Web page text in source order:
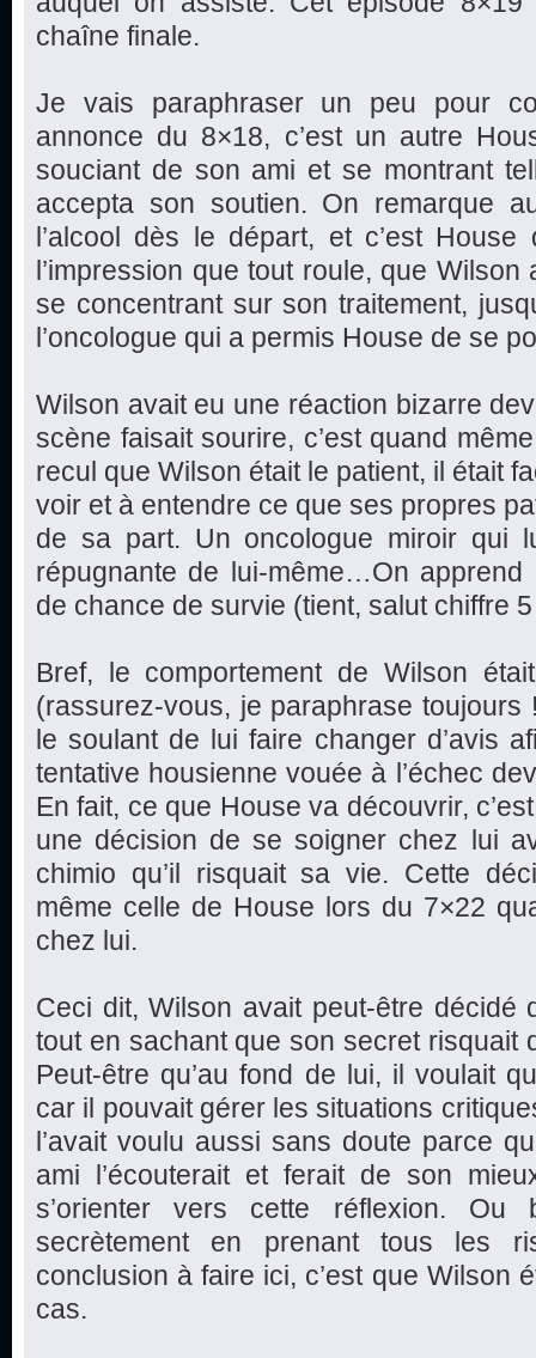
chaîne finale.
Je vais paraphraser un peu pour
annonce du 8×18, c’est un autre
souciant de son ami et se montrant
accepta son soutien. On remarque
l’alcool dès le départ, et c’est
l’impression que tout roule, que
se concentrant sur son traitement,
l’oncologue qui a permis House de se
Wilson avait eu une réaction bizarre
scène faisait sourire, c’est quand
recul que Wilson était le patient, il était
voir et à entendre ce que ses propres
de sa part. Un oncologue miroir qui
répugnante de lui-même…On
de chance de survie (tient, salut chiffre
Bref, le comportement de Wilson
(rassurez-vous, je paraphrase
le soulant de lui faire changer d’avis
tentative housienne vouée à l’échec
En fait, ce que House va découvrir,
une décision de se soigner chez lui
chimio qu’il risquait sa vie. Cette
même celle de House lors du 7×22
chez lui.
Ceci dit, Wilson avait peut-être décidé
tout en sachant que son secret risquait
Peut-être qu’au fond de lui, il voulait
car il pouvait gérer les situations
l’avait voulu aussi sans doute parce
ami l’écouterait et ferait de son
s’orienter vers cette réflexion.
secrètement en prenant tous les
conclusion à faire ici, c’est que Wilson
cas.